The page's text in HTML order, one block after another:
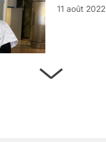
11 août 2022